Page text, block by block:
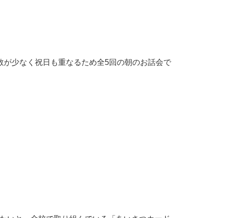
少なく祝日も重なるため全5回の朝のお話会で